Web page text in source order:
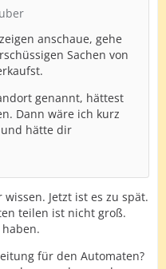
anschaue, gehe
Sachen von
genannt, hättest
Dann wäre ich kurz
hätte dir
Jetzt ist es zu spät.
teilen ist nicht groß.
für den Automaten?